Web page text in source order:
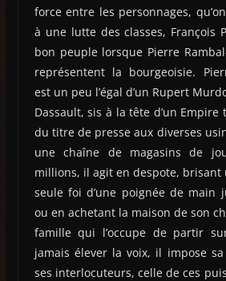
force entre les personnages,
à une lutte des classes, François
bon peuple lorsque Pierre
représentent la bourgeoisie.
est un peu l’égal d’un Rupert
Dassault, sis à la tête d’un
du titre de presse aux diverses
une chaîne de magasins de
millions, il agit en despote, brisant
seule foi d’une poignée de main
ou en achetant la maison de son
famille qui l’occupe de partir
jamais élever la voix, il impose
ses interlocuteurs, celle de ces